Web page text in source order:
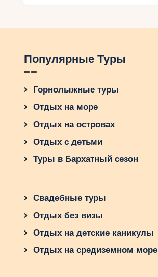
Популярные Туры
Горнолыжные туры
Отдых на море
Отдых на островах
Отдых с детьми
Туры в Бархатный сезон
Свадебные туры
Отдых без визы
Отдых на детские каникулы
Отдых на средиземном море